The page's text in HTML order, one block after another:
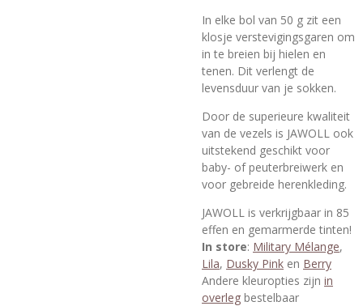
In elke bol van 50 g zit een
klosje verstevigingsgaren om
in te breien bij hielen en
tenen. Dit verlengt de
levensduur van je sokken.
Door de superieure kwaliteit
van de vezels is JAWOLL ook
uitstekend geschikt voor
baby- of peuterbreiwerk en
voor gebreide herenkleding.
JAWOLL is verkrijgbaar in 85
effen en gemarmerde tinten!
In store: Military Mélange,
Lila, Dusky Pink en Berry
Andere kleuropties zijn in
overleg bestelbaar